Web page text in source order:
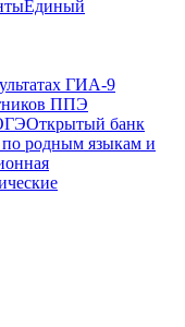
Единый
ГИА-9
ППЭ
Открытый банк
родным языкам и